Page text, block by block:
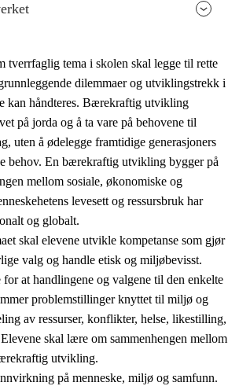
læring, utvikling og danning
utvikling
fagene
ferdigheter
tema i skolen skal legge til rette
dilemmaer og utviklingstrekk i
kan håndteres. Bærekraftig utvikling
på jorda og å ta vare på behovene til
uten å ødelegge framtidige generasjoners
behov. En bærekraftig utvikling bygger på
mellom sosiale, økonomiske og
levesett og ressursbruk har
og globalt.
skal elevene utvikle kompetanse som gjør
valg og handle etisk og miljøbevisst.
for at handlingene og valgene til den enkelte
problemstillinger knyttet til miljø og
av ressurser, konflikter, helse, likestilling,
skal lære om sammenhengen mellom
utvikling.
på menneske, miljø og samfunn.